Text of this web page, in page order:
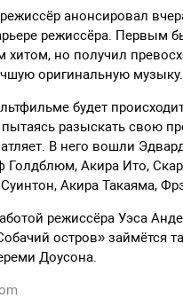
анонсировал
режиссёра. Первым
но получил
оригинальную музыку.
будет
пытаясь разыскать свою
В него вошли
Голдблюм, Акира Ито,
Акира Такаяма,
режиссёра Уэса
остров» займётся
Доусона.